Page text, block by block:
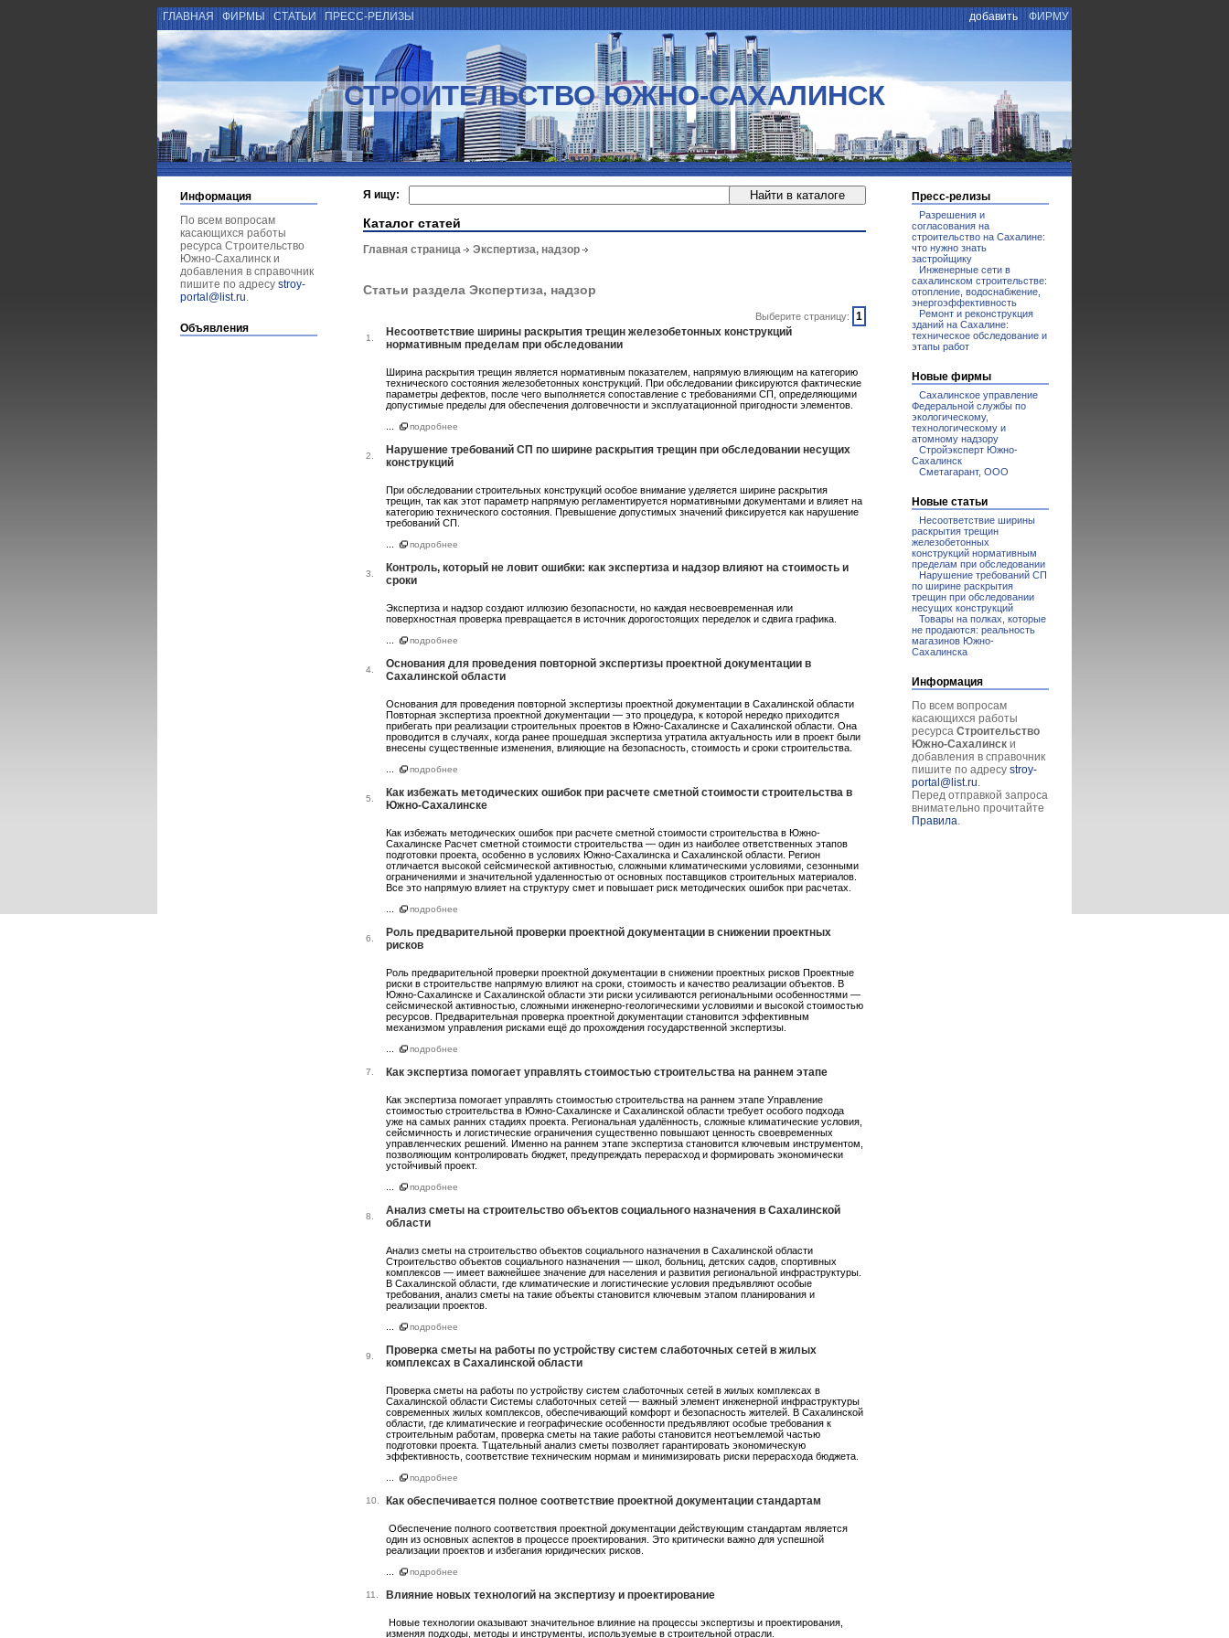
ГЛАВНАЯ ФИРМЫ СТАТЬИ ПРЕСС-РЕЛИЗЫ добавить ФИРМУ
СТРОИТЕЛЬСТВО ЮЖНО-САХАЛИНСК
Информация
По всем вопросам
касающихся работы
ресурса Строительство
Южно-Сахалинск и
добавления в справочник
пишите по адресу stroy-
portal@list.ru.
Объявления
Я ищу:
Каталог статей
Главная страница Экспертиза, надзор
Статьи раздела Экспертиза, надзор
Выберите страницу: 1
1.
Несоответствие ширины раскрытия трещин железобетонных конструкций
нормативным пределам при обследовании
Ширина раскрытия трещин является нормативным показателем, напрямую влияющим на категорию
технического состояния железобетонных конструкций. При обследовании фиксируются фактические
параметры дефектов, после чего выполняется сопоставление с требованиями СП, определяющими
допустимые пределы для обеспечения долговечности и эксплуатационной пригодности элементов.
подробнее
2.
Нарушение требований СП по ширине раскрытия трещин при обследовании несущих
конструкций
При обследовании строительных конструкций особое внимание уделяется ширине раскрытия
трещин, так как этот параметр напрямую регламентируется нормативными документами и влияет на
категорию технического состояния. Превышение допустимых значений фиксируется как нарушение
требований СП.
подробнее
3.
Контроль, который не ловит ошибки: как экспертиза и надзор влияют на стоимость и
сроки
Экспертиза и надзор создают иллюзию безопасности, но каждая несвоевременная или
поверхностная проверка превращается в источник дорогостоящих переделок и сдвига графика.
подробнее
4.
Основания для проведения повторной экспертизы проектной документации в
Сахалинской области
Основания для проведения повторной экспертизы проектной документации в Сахалинской области
Повторная экспертиза проектной документации — это процедура, к которой нередко приходится
прибегать при реализации строительных проектов в Южно-Сахалинске и Сахалинской области. Она
проводится в случаях, когда ранее прошедшая экспертиза утратила актуальность или в проект были
внесены существенные изменения, влияющие на безопасность, стоимость и сроки строительства.
подробнее
5.
Как избежать методических ошибок при расчете сметной стоимости строительства в
Южно-Сахалинске
Как избежать методических ошибок при расчете сметной стоимости строительства в Южно-
Сахалинске Расчет сметной стоимости строительства — один из наиболее ответственных этапов
подготовки проекта, особенно в условиях Южно-Сахалинска и Сахалинской области. Регион
отличается высокой сейсмической активностью, сложными климатическими условиями, сезонными
ограничениями и значительной удаленностью от основных поставщиков строительных материалов.
Все это напрямую влияет на структуру смет и повышает риск методических ошибок при расчетах.
подробнее
6.
Роль предварительной проверки проектной документации в снижении проектных
рисков
Роль предварительной проверки проектной документации в снижении проектных рисков Проектные
риски в строительстве напрямую влияют на сроки, стоимость и качество реализации объектов. В
Южно-Сахалинске и Сахалинской области эти риски усиливаются региональными особенностями —
сейсмической активностью, сложными инженерно-геологическими условиями и высокой стоимостью
ресурсов. Предварительная проверка проектной документации становится эффективным
механизмом управления рисками ещё до прохождения государственной экспертизы.
подробнее
7. Как экспертиза помогает управлять стоимостью строительства на раннем этапе
Как экспертиза помогает управлять стоимостью строительства на раннем этапе Управление
стоимостью строительства в Южно-Сахалинске и Сахалинской области требует особого подхода
уже на самых ранних стадиях проекта. Региональная удалённость, сложные климатические условия,
сейсмичность и логистические ограничения существенно повышают ценность своевременных
управленческих решений. Именно на раннем этапе экспертиза становится ключевым инструментом,
позволяющим контролировать бюджет, предупреждать перерасход и формировать экономически
устойчивый проект.
подробнее
8.
Анализ сметы на строительство объектов социального назначения в Сахалинской
области
Анализ сметы на строительство объектов социального назначения в Сахалинской области
Строительство объектов социального назначения — школ, больниц, детских садов, спортивных
комплексов — имеет важнейшее значение для населения и развития региональной инфраструктуры.
В Сахалинской области, где климатические и логистические условия предъявляют особые
требования, анализ сметы на такие объекты становится ключевым этапом планирования и
реализации проектов.
подробнее
9.
Проверка сметы на работы по устройству систем слаботочных сетей в жилых
комплексах в Сахалинской области
Проверка сметы на работы по устройству систем слаботочных сетей в жилых комплексах в
Сахалинской области Системы слаботочных сетей — важный элемент инженерной инфраструктуры
современных жилых комплексов, обеспечивающий комфорт и безопасность жителей. В Сахалинской
области, где климатические и географические особенности предъявляют особые требования к
строительным работам, проверка сметы на такие работы становится неотъемлемой частью
подготовки проекта. Тщательный анализ сметы позволяет гарантировать экономическую
эффективность, соответствие техническим нормам и минимизировать риски перерасхода бюджета.
подробнее
10. Как обеспечивается полное соответствие проектной документации стандартам
Обеспечение полного соответствия проектной документации действующим стандартам является
один из основных аспектов в процессе проектирования. Это критически важно для успешной
реализации проектов и избегания юридических рисков.
подробнее
11. Влияние новых технологий на экспертизу и проектирование
Новые технологии оказывают значительное влияние на процессы экспертизы и проектирования,
изменяя подходы, методы и инструменты, используемые в строительной отрасли.
Пресс-релизы
Разрешения и
согласования на
строительство на Сахалине:
что нужно знать
застройщику
Инженерные сети в
сахалинском строительстве:
отопление, водоснабжение,
энергоэффективность
Ремонт и реконструкция
зданий на Сахалине:
техническое обследование и
этапы работ
Новые фирмы
Сахалинское управление
Федеральной службы по
экологическому,
технологическому и
атомному надзору
Стройэксперт Южно-
Сахалинск
Сметагарант, ООО
Новые статьи
Несоответствие ширины
раскрытия трещин
железобетонных
конструкций нормативным
пределам при обследовании
Нарушение требований СП
по ширине раскрытия
трещин при обследовании
несущих конструкций
Товары на полках, которые
не продаются: реальность
магазинов Южно-
Сахалинска
Информация
По всем вопросам
касающихся работы
ресурса Строительство
Южно-Сахалинск и
добавления в справочник
пишите по адресу stroy-
portal@list.ru.
Перед отправкой запроса
внимательно прочитайте
Правила.